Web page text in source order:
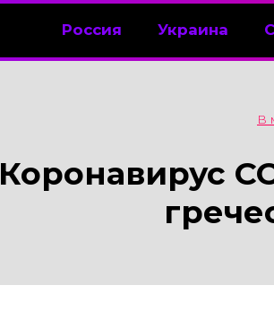
Россия Украина
В
Коронавирус